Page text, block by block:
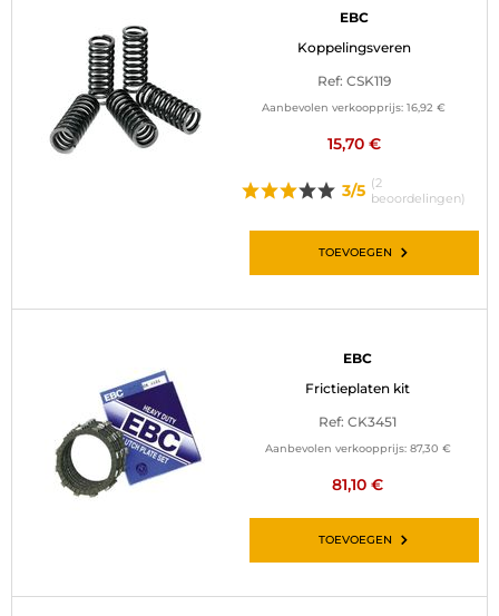
EBC
Koppelingsveren
Ref: CSK119
Aanbevolen verkoopprijs: 16,92 €
15,70 €
3/5 (2
beoordelingen)
TOEVOEGEN
EBC
Frictieplaten kit
Ref: CK3451
Aanbevolen verkoopprijs: 87,30 €
81,10 €
TOEVOEGEN